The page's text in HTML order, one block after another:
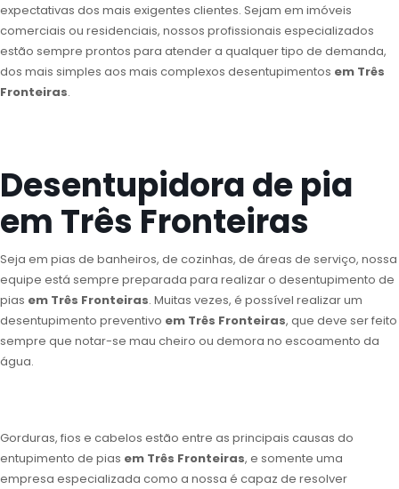
expectativas dos mais exigentes clientes. Sejam em imóveis
comerciais ou residenciais, nossos profissionais especializados
estão sempre prontos para atender a qualquer tipo de demanda,
dos mais simples aos mais complexos desentupimentos em Três
Fronteiras.
Desentupidora de pia
em Três Fronteiras
Seja em pias de banheiros, de cozinhas, de áreas de serviço, nossa
equipe está sempre preparada para realizar o desentupimento de
pias em Três Fronteiras. Muitas vezes, é possível realizar um
desentupimento preventivo em Três Fronteiras, que deve ser feito
sempre que notar-se mau cheiro ou demora no escoamento da
água.
Gorduras, fios e cabelos estão entre as principais causas do
entupimento de pias em Três Fronteiras, e somente uma
empresa especializada como a nossa é capaz de resolver